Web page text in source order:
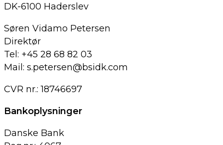
DK-6100 Haderslev
Søren Vidamo Petersen
Direktør
Tel: +45 28 68 82 03
Mail: s.petersen@bsidk.com
CVR nr.: 18746697
Bankoplysninger
Danske Bank